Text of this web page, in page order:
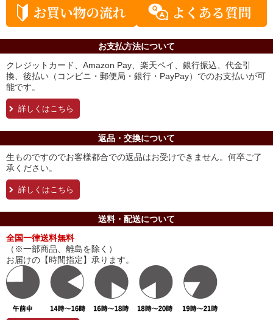
お支払方法について
クレジットカード、Amazon Pay、楽天ペイ、銀行振込、代金引
換、後払い（コンビニ・郵便局・銀行・PayPay）でのお支払いが可
能です。
詳しくはこちら
返品・交換について
生ものですのでお客様都合での返品はお受けできません。何卒ご了
承ください。
詳しくはこちら
送料・配送について
全国一律送料無料
（※一部商品、離島を除く）
お届けの【時間指定】承ります。